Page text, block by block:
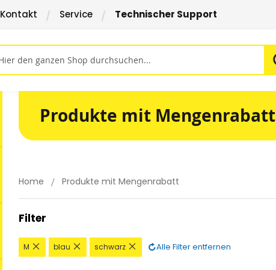
Kontakt Service Technischer Support
Produkte mit Mengenrabatt
Home Produkte mit Mengenrabatt
Filter
M
Diesen
Artikel
blau
Diesen
Artikel
schwarz
Diesen
Artikel
Alle Filter entfernen